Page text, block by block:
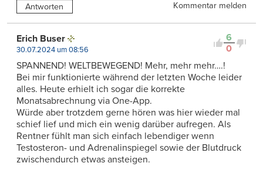
Antworten Kommentar melden
6
0
Erich Buser
30.07.2024 um 08:56
SPANNEND! WELTBEWEGEND! Mehr, mehr mehr….!
Bei mir funktionierte während der letzten Woche leider
alles. Heute erhielt ich sogar die korrekte
Monatsabrechnung via One-App.
Würde aber trotzdem gerne hören was hier wieder mal
schief lief und mich ein wenig darüber aufregen. Als
Rentner fühlt man sich einfach lebendiger wenn
Testosteron- und Adrenalinspiegel sowie der Blutdruck
zwischendurch etwas ansteigen.